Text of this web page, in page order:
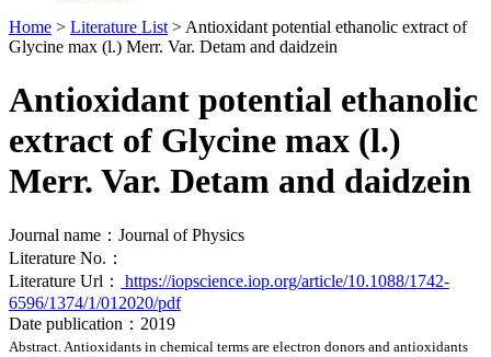
Home > Literature List > Antioxidant potential ethanolic extract of
Glycine max (l.) Merr. Var. Detam and daidzein
Antioxidant potential ethanolic
extract of Glycine max (l.)
Merr. Var. Detam and daidzein
Journal name：Journal of Physics
Literature No.：
Literature Url：
https://iopscience.iop.org/article/10.1088/1742-
6596/1374/1/012020/pdf
Date publication：2019
Abstract. Antioxidants in chemical terms are electron donors and antioxidants